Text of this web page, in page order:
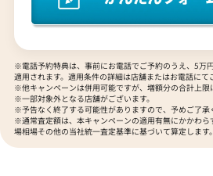
※電話予約特典は、事前にお電話でご予約のうえ、5万
適用されます。適用条件の詳細は店舗またはお電話にて
※他キャンペーンは併用可能ですが、増額分の合計上限
※一部対象外となる店舗がございます。
※予告なく終了する可能性がありますので、予めご了承
※通常査定額は、本キャンペーンの適用有無にかかわら
場相場その他の当社統一査定基準に基づいて算定します。